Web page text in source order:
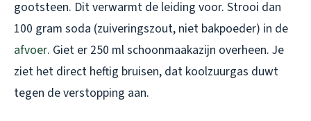
gootsteen. Dit verwarmt de leiding voor. Strooi dan
100 gram soda (zuiveringszout, niet bakpoeder) in de
afvoer. Giet er 250 ml schoonmaakazijn overheen. Je
ziet het direct heftig bruisen, dat koolzuurgas duwt
tegen de verstopping aan.